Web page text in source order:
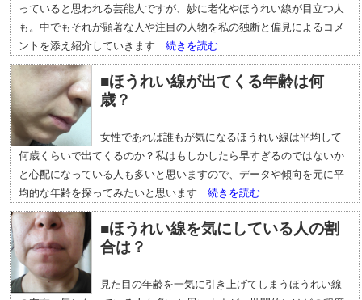
っていると思われる芸能人ですが、妙に老化やほうれい線が目立つ人
も。中でもそれが顕著な人や注目の人物を私の独断と偏見によるコメ
ントを添え紹介していきます…続きを読む
■ほうれい線が出てくる年齢は何
歳？
女性であれば誰もが気になるほうれい線は平均して
何歳くらいで出てくるのか？私はもしかしたら早すぎるのではないか
と心配になっている人も多いと思いますので、データや傾向を元に平
均的な年齢を探ってみたいと思います…続きを読む
■ほうれい線を気にしている人の割
合は？
見た目の年齢を一気に引き上げてしまうほうれい線